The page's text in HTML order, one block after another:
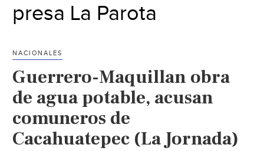
presa La Parota
NACIONALES
Guerrero-Maquillan obra
de agua potable, acusan
comuneros de
Cacahuatepec (La Jornada)